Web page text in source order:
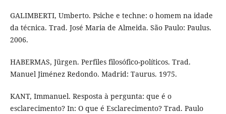
GALIMBERTI, Umberto. Psiche e techne: o homem na idade
da técnica. Trad. José Maria de Almeida. São Paulo: Paulus.
2006.
HABERMAS, Jürgen. Perfiles filosófico-políticos. Trad.
Manuel Jiménez Redondo. Madrid: Taurus. 1975.
KANT, Immanuel. Resposta à pergunta: que é o
esclarecimento? In: O que é Esclarecimento? Trad. Paulo